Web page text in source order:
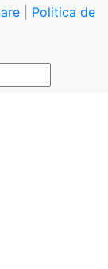
Politica de